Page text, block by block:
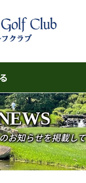
お知らせを掲載して